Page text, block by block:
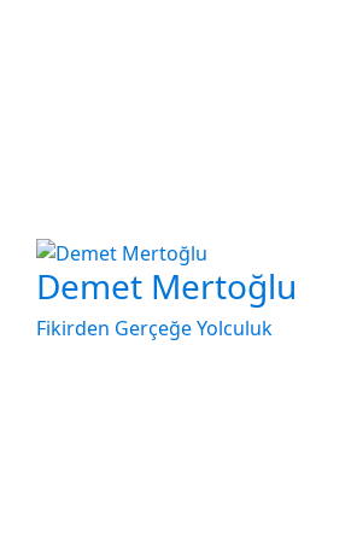
Demet Mertoğlu
Fikirden Gerçeğe Yolculuk